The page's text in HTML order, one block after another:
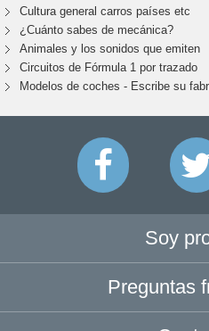
Cultura general carros países etc
¿Cuánto sabes de mecánica?
Animales y los sonidos que emiten
Circuitos de Fórmula 1 por trazado
Modelos de coches - Escribe su
Soy
Preguntas